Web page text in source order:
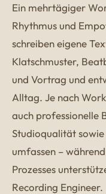
Ein mehrtägiger
Rhythmus und
schreiben eigene
Klatschmuster,
und Vortrag und
Alltag. Je nach
auch professionelle
Studioqualität
umfassen –
Prozesses
Recording Engineer.